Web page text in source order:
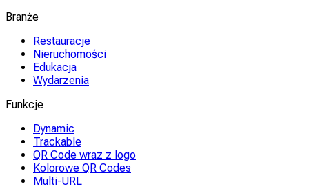
Branże
Restauracje
Nieruchomości
Edukacja
Wydarzenia
Funkcje
Dynamic
Trackable
QR Code wraz z logo
Kolorowe QR Codes
Multi-URL